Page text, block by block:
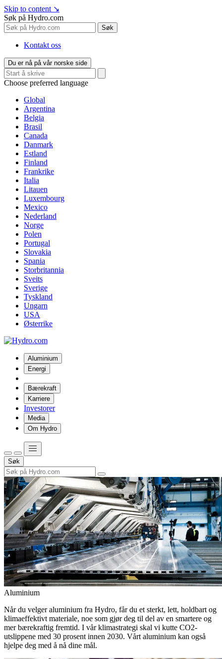
Skip to content ↘
Søk på Hydro.com
Søk
Kontakt oss
Du er nå på vår norske side
Choose preferred language
Global
Argentina
Belgia
Brasil
Canada
Danmark
Estland
Finland
Frankrike
Italia
Litauen
Luxembourg
Mexico
Nederland
Norge
Polen
Portugal
Slovakia
Spania
Storbritannia
Sveits
Sverige
Tyskland
Ungarn
USA
Østerrike
Aluminium
Energi
Bærekraft
Karriere
Investorer
Media
Om Hydro
Søk
Aluminium
Når du velger aluminium fra Hydro, får du et sterkt, lett, holdbart og
klimaeffektivt materiale, noe som gjør deg til del av en smartere og
mer bærekraftig fremtid. I vår klimastrategi skal vi kutte CO2-
utslippene med 30 prosent innen 2030. Vårt aluminium kan også
hjelpe deg med å nå dine mål.